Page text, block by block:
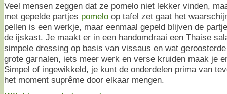
Veel mensen zeggen dat ze pomelo niet lekker vinden,
met gepelde partjes pomelo op tafel zet gaat het
pellen is een werkje, maar eenmaal gepeld blijven de
de ijskast. Je maakt er in een handomdraai een Thaise
simpele dressing op basis van vissaus en wat
grote garnalen, iets meer werk en verse kruiden maak je
Simpel of ingewikkeld, je kunt de onderdelen prima van
het moment suprême door elkaar mengen.